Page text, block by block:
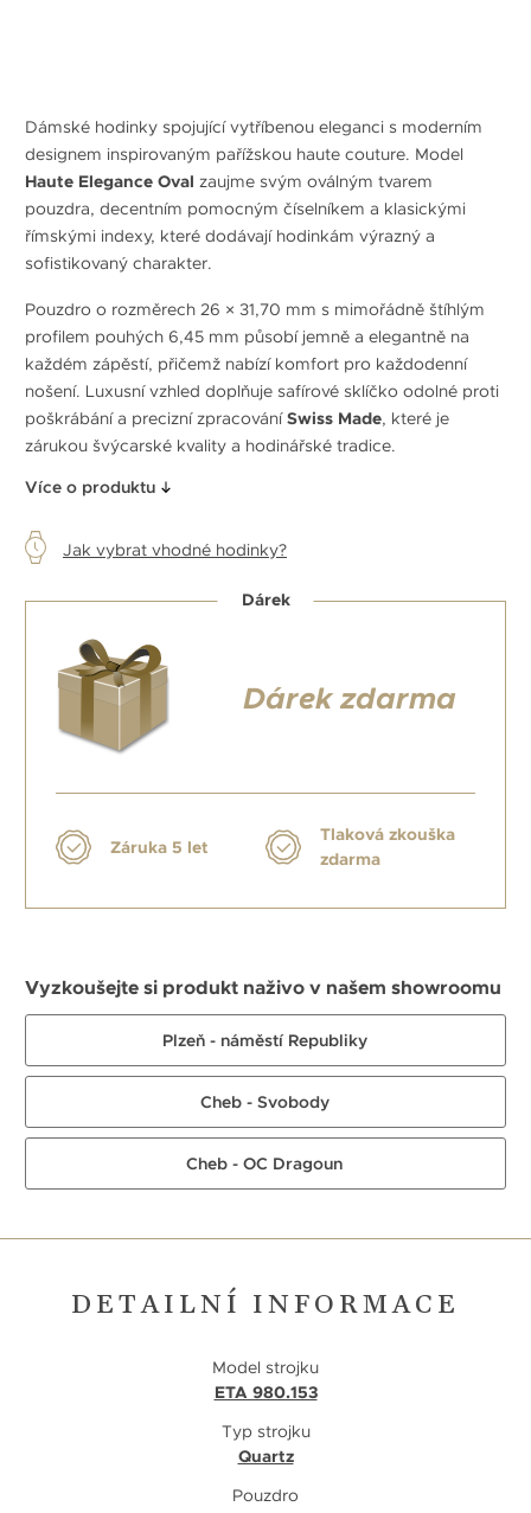
Dámské hodinky spojující vytříbenou eleganci s moderním
designem inspirovaným pařížskou haute couture. Model
Haute Elegance Oval zaujme svým oválným tvarem
pouzdra, decentním pomocným číselníkem a klasickými
římskými indexy, které dodávají hodinkám výrazný a
sofistikovaný charakter.
Pouzdro o rozměrech 26 × 31,70 mm s mimořádně štíhlým
profilem pouhých 6,45 mm působí jemně a elegantně na
každém zápěstí, přičemž nabízí komfort pro každodenní
nošení. Luxusní vzhled doplňuje safírové sklíčko odolné proti
poškrábání a precizní zpracováníSwiss Made, které je
zárukou švýcarské kvality a hodinářské tradice.
Více o produktu
Jak vybrat vhodné hodinky?
Dárek
Dárek zdarma
Záruka 5 let
Tlaková zkouška
zdarma
Vyzkoušejte si produkt naživo v našem showroomu
Plzeň - náměstí Republiky
Cheb - Svobody
Cheb - OC Dragoun
DETAILNÍ INFORMACE
Model strojku
ETA 980.153
Typ strojku
Quartz
Pouzdro